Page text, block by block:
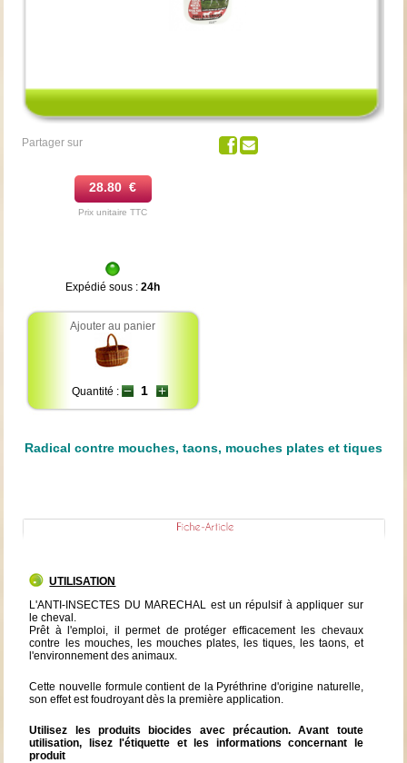
Partager sur
28.80 €
Prix unitaire TTC
Expédié sous :24h
Ajouter au panier
Quantité :
Radical contre mouches, taons, mouches plates et tiques
UTILISATION
L'ANTI-INSECTES DU MARECHAL est un répulsif à appliquer sur
le cheval.
Prêt à l'emploi, il permet de protéger efficacement les chevaux
contre les mouches, les mouches plates, les tiques, les taons, et
l'environnement des animaux.
Cette nouvelle formule contient de la Pyréthrine d'origine naturelle,
son effet est foudroyant dès la première application.
Utilisez les produits biocides avec précaution. Avant toute
utilisation, lisez l'étiquette et les informations concernant le
produit